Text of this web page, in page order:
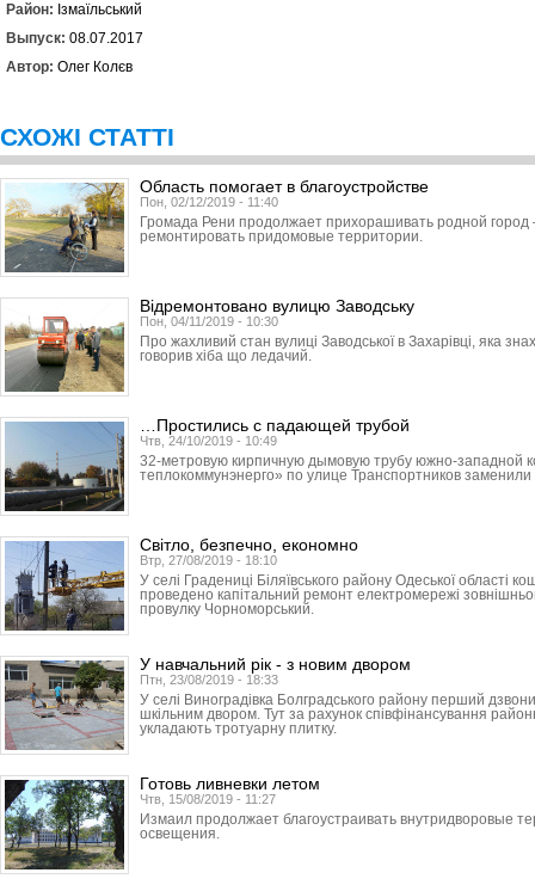
Район: Ізмаїльський
Выпуск: 08.07.2017
Автор: Олег Колєв
СХОЖІ СТАТТІ
Область помогает в благоустройстве
Пон, 02/12/2019 - 11:40
Громада Рени продолжает прихорашивать родной город
ремонтировать придомовые территории.
Відремонтовано вулицю Заводську
Пон, 04/11/2019 - 10:30
Про жахливий стан вулиці Заводської в Захарівці, яка
говорив хіба що ледачий.
…Простились с падающей трубой
Чтв, 24/10/2019 - 10:49
32-метровую кирпичную дымовую трубу южно-западной
теплокоммунэнерго» по улице Транс­порт­ников
Світло, безпечно, економно
Втр, 27/08/2019 - 18:10
У селі Градениці Біляївського району Одеської області
проведено капітальний ремонт електромережі
провулку Чорноморський.
У навчальний рік - з новим двором
Птн, 23/08/2019 - 18:33
У селі Виноградівка Болградського району перший
шкільним двором. Тут за рахунок співфінансування
укладають тротуарну плитку.
Готовь ливневки летом
Чтв, 15/08/2019 - 11:27
Измаил продолжает благоустраивать внутридворовые
освещения.